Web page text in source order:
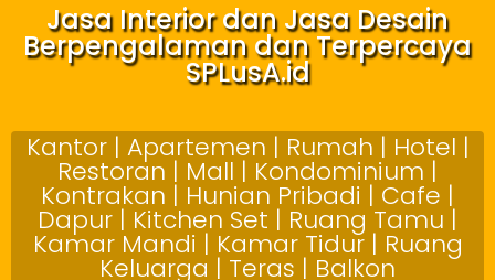
Jasa Interior dan Jasa Desain
Berpengalaman dan Terpercaya
SPLusA.id
Kantor | Apartemen | Rumah | Hotel |
Restoran | Mall | Kondominium |
Kontrakan | Hunian Pribadi | Cafe |
Dapur | Kitchen Set | Ruang Tamu |
Kamar Mandi | Kamar Tidur | Ruang
Keluarga | Teras | Balkon